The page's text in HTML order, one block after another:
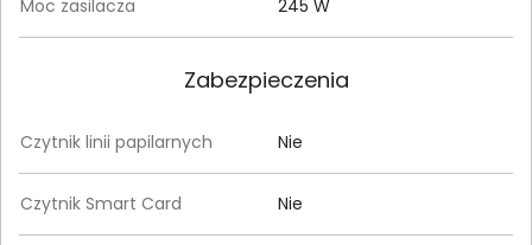
Moc zasilacza 245 W
Zabezpieczenia
Czytnik linii papilarnych Nie
Czytnik Smart Card Nie